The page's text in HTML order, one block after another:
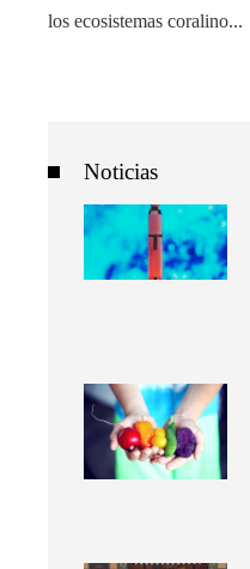
los ecosistemas coralino...
Noticias